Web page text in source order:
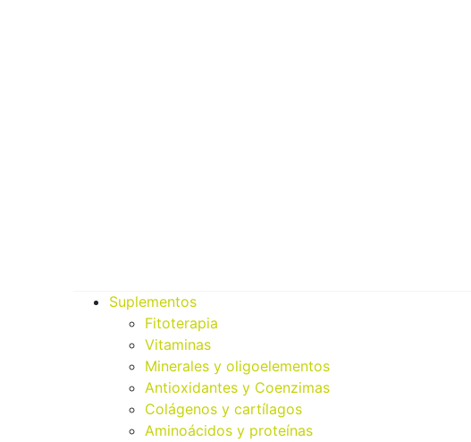
Suplementos
Fitoterapia
Vitaminas
Minerales y oligoelementos
Antioxidantes y Coenzimas
Colágenos y cartílagos
Aminoácidos y proteínas